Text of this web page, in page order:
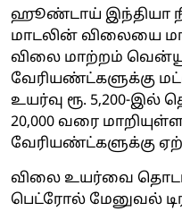
ஹூண்டாய் இந்தியா
மாடலின் விலையை
விலை மாற்றம் வென்யூ
வேரியண்ட்களுக்கு
உயர்வு ரூ. 5,200-இல்
20,000 வரை
வேரியண்ட்களுக்கு
விலை உயர்வை
பெட்ரோல் மேனுவல்